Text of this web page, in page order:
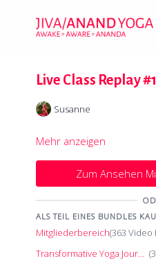
Live Class Replay
Susanne
Mehr anzeigen
Zum Ansehen
ALS TEIL EINES BUNDLES
Mitgliederbereich(363 Video
Transformative Yoga Journey